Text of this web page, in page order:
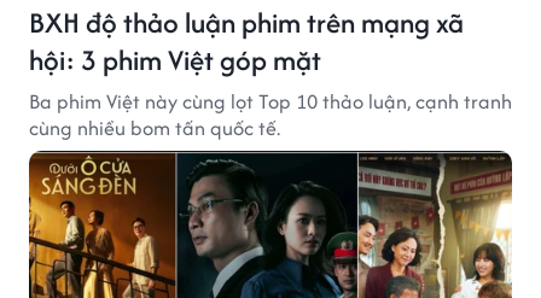
BXH độ thảo luận phim trên mạng xã
hội: 3 phim Việt góp mặt
Ba phim Việt này cùng lọt Top 10 thảo luận, cạnh tranh
cùng nhiều bom tấn quốc tế.